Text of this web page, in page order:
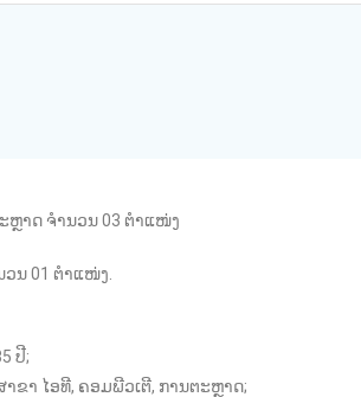
າດ ຈຳນວນ 03 ຕຳແໜ່ງ
ນ 01 ຕຳແໜ່ງ.
ປີ;
ຂາ ໄອທີ, ຄອມພີວເຕີ, ການຕະຫຼາດ;